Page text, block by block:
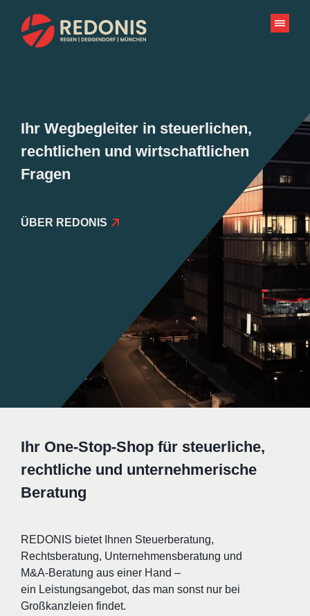
Inhalt
springen
Ihr Wegbegleiter in steuerlichen,
rechtlichen und wirtschaftlichen
Fragen
ÜBER REDONIS
Ihr One-Stop-Shop für steuerliche,
rechtliche und unternehmerische
Beratung
REDONIS bietet Ihnen Steuerberatung,
Rechtsberatung, Unternehmensberatung und
M&A‑Beratung aus einer Hand –
ein Leistungsangebot, das man sonst nur bei
Großkanzleien findet.